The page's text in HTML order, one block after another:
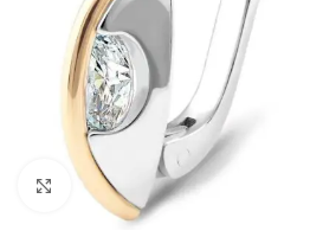
Click to enlarge